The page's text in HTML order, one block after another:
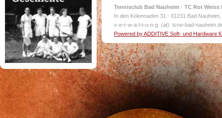
Tennisclub Bad Nauheim · TC Rot Weiss
In den Kolonnaden 31 · 61231 Bad
v-e-r-w-a-l-t-u-n-g (at) tcrw-bad-
Powered by ADDITIVE Soft- und Hardware